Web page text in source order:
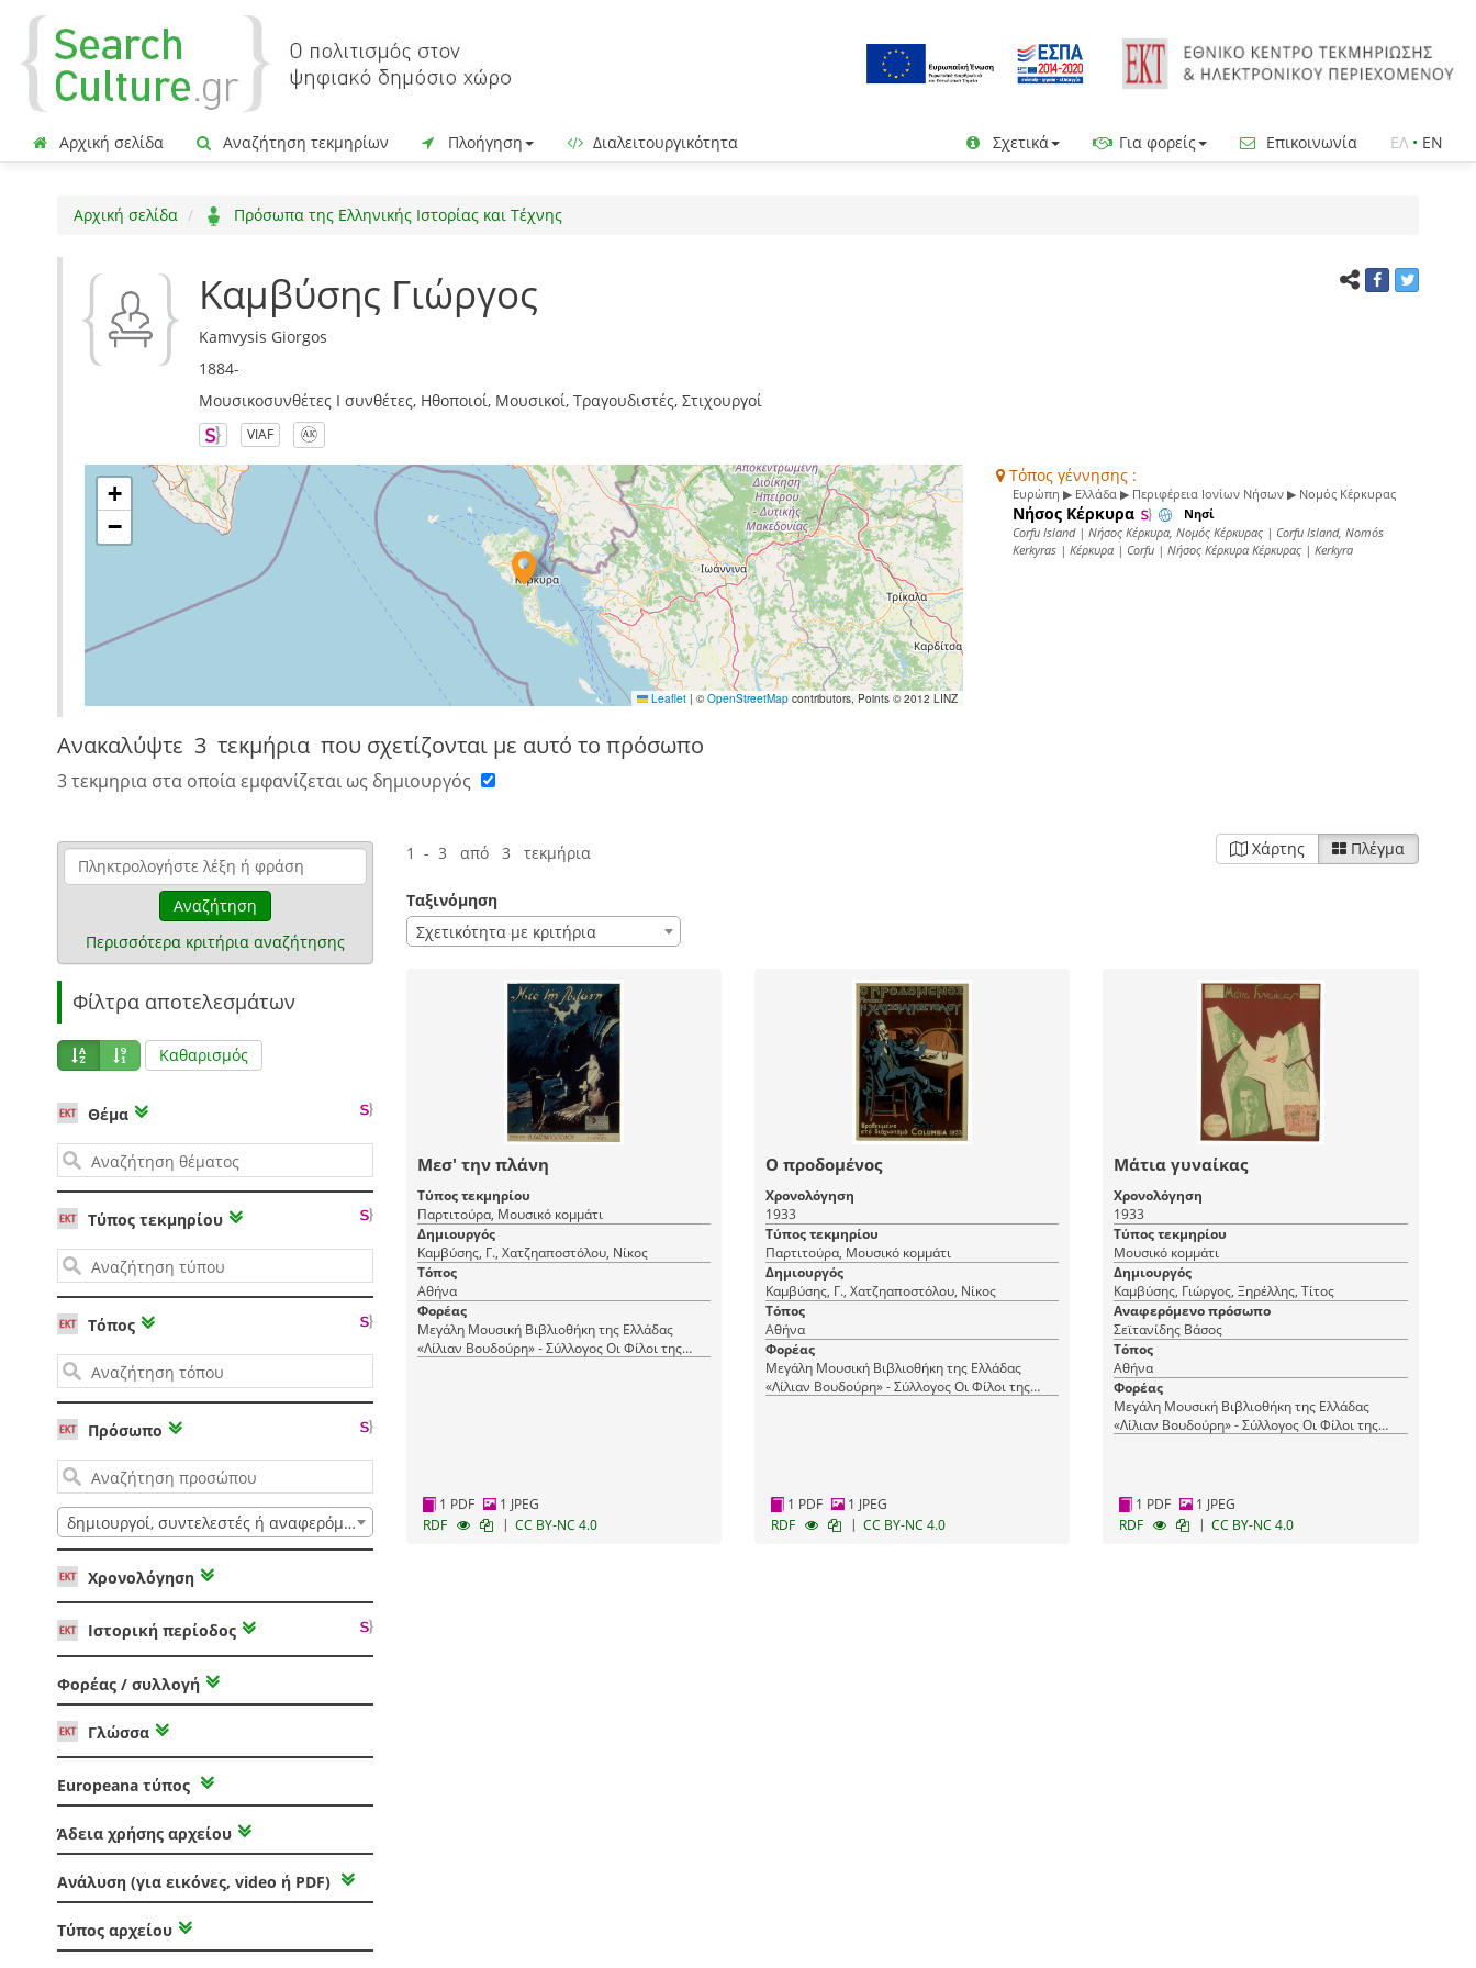
Αρχική σελίδα Αναζήτηση τεκμηρίων Πλοήγηση Διαλειτουργικότητα Σχετικά Για φορείς Επικοινωνία ΕΛ • EN
Αρχική σελίδα Πρόσωπα της Ελληνικής Ιστορίας και Τέχνης
Καμβύσης Γιώργος
Kamvysis Giorgos
1884-
Μουσικοσυνθέτες I συνθέτες, Ηθοποιοί, Μουσικοί, Τραγουδιστές, Στιχουργοί
VIAF
+
−
Leaflet | ©OpenStreetMap contributors, Points © 2012 LINZ
Τόπος γέννησης :
Ευρώπη ▶ Ελλάδα ▶ Περιφέρεια Ιονίων Νήσων ▶ Νομός Κέρκυρας
Νήσος Κέρκυρα Νησί
Corfu Island | Νήσος Κέρκυρα, Νομός Κέρκυρας | Corfu Island, Nomós
Kerkyras | Κέρκυρα | Corfu | Νήσος Κέρκυρα Κέρκυρας | Kerkyra
Ανακαλύψτε 3 τεκμήρια που σχετίζονται με αυτό το πρόσωπο
3 τεκμηρια στα οποία εμφανίζεται ως δημιουργός
Αναζήτηση
Περισσότερα κριτήρια αναζήτησης
Φίλτρα αποτελεσμάτων
Καθαρισμός
Θέμα
Τύπος τεκμηρίου
Τόπος
Πρόσωπο
δημιουργοί, συντελεστές ή αναφερόμενοι
Χρονολόγηση
Ιστορική περίοδος
Φορέας / συλλογή
Γλώσσα
Europeana τύπος
Άδεια χρήσης αρχείου
Ανάλυση (για εικόνες, video ή PDF)
Τύπος αρχείου
1 - 3 από 3 τεκμήρια Χάρτης Πλέγμα
Ταξινόμηση
Σχετικότητα με κριτήρια
Μεσ' την πλάνη
Τύπος τεκμηρίου
Παρτιτούρα, Μουσικό κομμάτι
Δημιουργός
Καμβύσης, Γ., Χατζηαποστόλου, Νίκος
Τόπος
Αθήνα
Φορέας
Μεγάλη Μουσική Βιβλιοθήκη της Ελλάδας
«Λίλιαν Βουδούρη» - Σύλλογος Οι Φίλοι της
1 PDF
1 JPEG
RDF
| CC BY-NC 4.0
Ο προδομένος
Χρονολόγηση
1933
Τύπος τεκμηρίου
Παρτιτούρα, Μουσικό κομμάτι
Δημιουργός
Καμβύσης, Γ., Χατζηαποστόλου, Νίκος
Τόπος
Αθήνα
Φορέας
Μεγάλη Μουσική Βιβλιοθήκη της Ελλάδας
«Λίλιαν Βουδούρη» - Σύλλογος Οι Φίλοι της
1 PDF
1 JPEG
RDF
| CC BY-NC 4.0
Μάτια γυναίκας
Χρονολόγηση
1933
Τύπος τεκμηρίου
Μουσικό κομμάτι
Δημιουργός
Καμβύσης, Γιώργος, Ξηρέλλης, Τίτος
Αναφερόμενο πρόσωπο
Σεϊτανίδης Βάσος
Τόπος
Αθήνα
Φορέας
Μεγάλη Μουσική Βιβλιοθήκη της Ελλάδας
«Λίλιαν Βουδούρη» - Σύλλογος Οι Φίλοι της
1 PDF
1 JPEG
RDF
| CC BY-NC 4.0